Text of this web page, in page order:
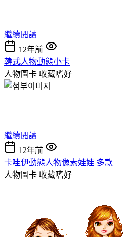
繼續閱讀
12年前
韓式人物動態小卡
人物圖卡 收藏嗜好
繼續閱讀
12年前
卡哇伊動態人物像素娃娃 多款
人物圖卡 收藏嗜好